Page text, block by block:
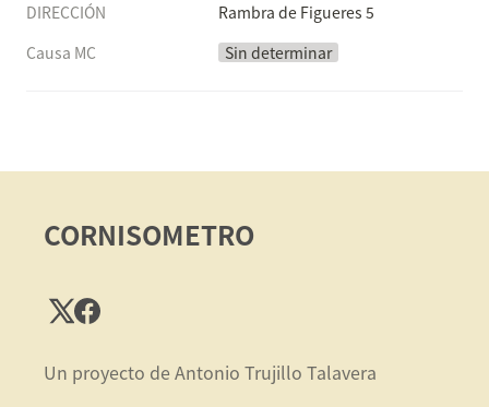
DIRECCIÓN
Rambra de Figueres 5
Causa MC
Sin determinar
CORNISOMETRO
Un proyecto de Antonio Trujillo Talavera